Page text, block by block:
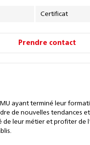
Certificat
Prendre contact
ayant terminé leur
de nouvelles tendances
de leur métier et profiter de